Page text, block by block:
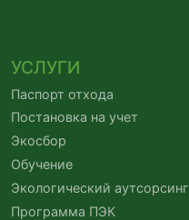
УСЛУГИ
Паспорт отхода
Постановка на учет
Экосбор
Обучение
Экологический аутсорсинг
Программа ПЭК